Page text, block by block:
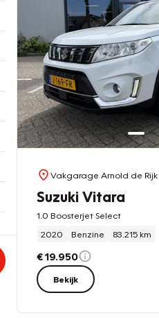
Vakgarage Arnold de Rijk
Suzuki Vitara
1.0 Boosterjet Select
2020
Benzine 83.215 km
€ 19.950
Bekijk